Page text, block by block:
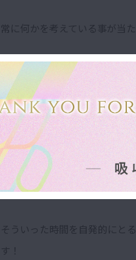
常に何かを考えている事が当た
走り続けていると、自分でも
う事があります。
そんな時は、一度頭をマイン
そういった時間を自発的にと
す！